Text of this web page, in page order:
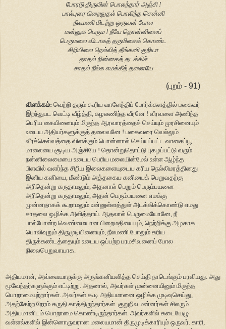
போரடு திருவின் பொலந்தார் அஞ்சி !
பால்புரை பிறைநுதல் பொலிந்த சென்னி
நீலமணி மிடற்று ஒருவன் போல
மன்னுக பெரும ! நீயே தொன்னிலைப்
பெருமலை விடாகத் தருமிசைக் கொண்ட
சிறியிலை நெல்லித் தீங்கனி குறியா
தாதல் நின்னகத் தடக்கிச்
சாதல் நீங்க எமக்கீத் தனையே
(புறம் - 91)
விளக்கம்: வெற்றி தரும் கூரிய வாளேந்திப் போர்க்களத்தில் பகைவர்
இறந்துபட வெட்டி வீழ்த்தி, கழலணிந்த வீரனே ! வீரவளை அணிந்த
பெரிய கையினையும் மிகுந்த ஆரவாரத்தைச் செய்யும் முரசினையும்
உடைய அதியர்களுக்குத் தலைவனே ! பகைவரை வெல்லும்
வீரச்செல்வத்தை விளக்கும் பொன்னால் செய்யப்பட்ட வாகைப்பூ
மாலையை சூடிய அஞ்சியே ! தொன்றுதொட்டு புகழப்பட்டு வரும்
நன்னிலைமையை உடைய பெரிய மலையின்மேல் உள்ள ஆழ்ந்த
பிளவில் வளர்ந்த சிறிய இலைகளையுடைய கரிய நெல்லிமரத்தினது
இனிய கனியை, மீண்டும் அத்தகைய கனியைக் பெறுவதற்கு
அரிதென்று கருதாமலும், அதனால் பெறும் பெரும்பயனை
அரிதென்று கருதாமலும், அதன் பெரும்பயனை எமக்கு
முன்னதாகக் கூறாமலும் உன்னுள்ளத்துள் அடக்கிக்கொண்டு எமது
சாதலை ஒழிக்க அளித்தாய். ஆதலால் பெருமையோனே, நீ
பால்போன்ற வெண்மையான பிறைமதியையும், நெற்றிக்கு அழகாக
பொலிவுறும் திருமுடியினையும், நீலமணி போலும் கரிய
திருக்கண்டத்தையும் உடைய ஒப்பற்ற பரமசிவனைப் போல
நிலைபெறுவாயாக.
அதியமான், அவ்வையாருக்கு அருங்கனியளித்த செய்தி நாடெங்கும் பரவியது. அது
மூவேந்தர்களுக்கும் எட்டிற்று. அதனால், அவர்கள் முன்னையினும் மிகுந்த
பொறாமையுற்றார்கள். அவர்கள் கூடி அதியமானை ஒழிக்க முடிவுசெய்து,
அதற்கேற்ற நேரம் கருதி காத்திருந்தார்கள். குறுநில மன்னர்கள் சிலரும்
அதியமானிடம் பொறாமை கொண்டிருந்தார்கள். அவர்களில் கடையேழு
வள்ளல்களில் இன்னொருவரான மலையமான் திருமுடிக்காரியும் ஒருவர். காரி,